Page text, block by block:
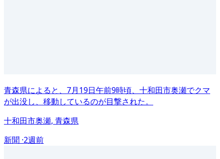
青森県によると、7月19日午前9時頃、十和田市奥瀬でクマ
が出没し、移動しているのが目撃された。
十和田市奥瀬, 青森県
新聞 ·2週前